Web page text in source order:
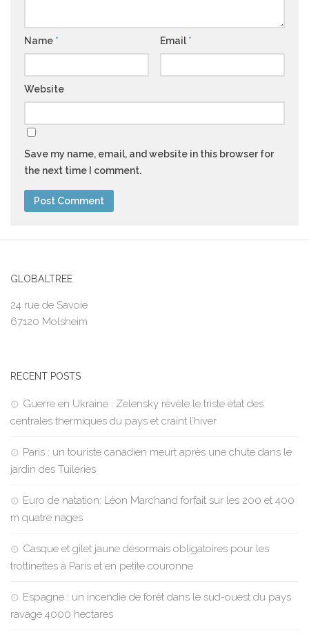
Name * Email *
Website
Save my name, email, and website in this browser for
the next time I comment.
GLOBALTREE
24 rue de Savoie
67120 Molsheim
RECENT POSTS
Guerre en Ukraine : Zelensky révèle le triste état des
centrales thermiques du pays et craint l’hiver
Paris : un touriste canadien meurt après une chute dans le
jardin des Tuileries
Euro de natation: Léon Marchand forfait sur les 200 et 400
m quatre nages
Casque et gilet jaune désormais obligatoires pour les
trottinettes à Paris et en petite couronne
Espagne : un incendie de forêt dans le sud-ouest du pays
ravage 4000 hectares